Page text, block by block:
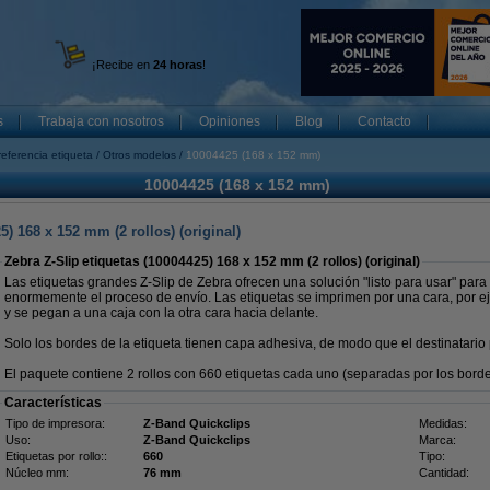
¡Recibe en 24 horas!
Trabaja con nosotros Opiniones Blog Contacto
etiqueta Otros modelos 10004425 (168 x 152 mm)
10004425 (168 x 152 mm)
168 x 152 mm (2 rollos) (original)
Zebra Z-Slip etiquetas (10004425) 168 x 152 mm (2 rollos) (original)
Las etiquetas grandes Z-Slip de Zebra ofrecen una solución "listo para usar"
enormemente el proceso de envío. Las etiquetas se imprimen por una cara, por
y se pegan a una caja con la otra cara hacia delante.
Solo los bordes de la etiqueta tienen capa adhesiva, de modo que el
El paquete contiene 2 rollos con 660 etiquetas cada uno (separadas por los
Características
Tipo de impresora: Z-Band Quickclips
Medidas:
Uso:
Z-Band Quickclips
Marca:
Etiquetas por rollo::
660
Tipo:
Núcleo mm:
76 mm Cantidad: